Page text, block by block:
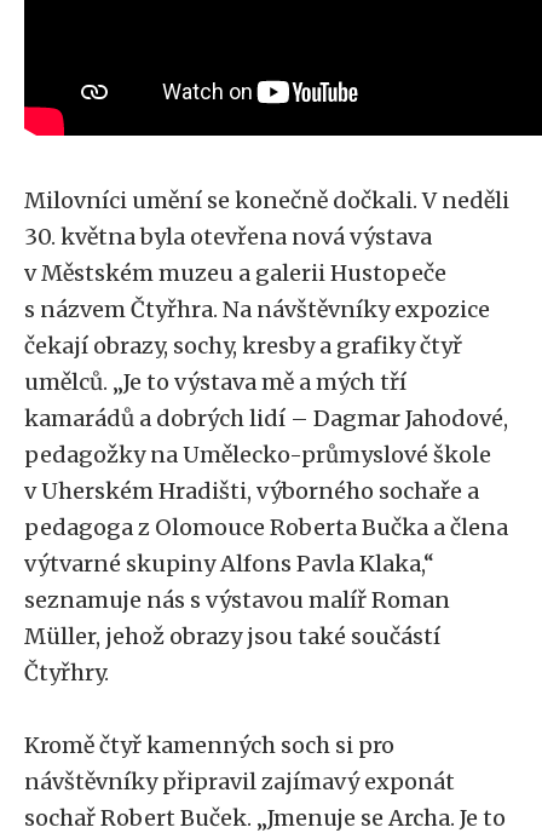
Milovníci umění se konečně dočkali. V neděli
30. května byla otevřena nová výstava
v Městském muzeu a galerii Hustopeče
s názvem Čtyřhra. Na návštěvníky expozice
čekají obrazy, sochy, kresby a grafiky čtyř
umělců. „Je to výstava mě a mých tří
kamarádů a dobrých lidí – Dagmar Jahodové,
pedagožky na Umělecko-průmyslové škole
v Uherském Hradišti, výborného sochaře a
pedagoga z Olomouce Roberta Bučka a člena
výtvarné skupiny Alfons Pavla Klaka,“
seznamuje nás s výstavou malíř Roman
Müller, jehož obrazy jsou také součástí
Čtyřhry.
Kromě čtyř kamenných soch si pro
návštěvníky připravil zajímavý exponát
sochař Robert Buček. „Jmenuje se Archa. Je to